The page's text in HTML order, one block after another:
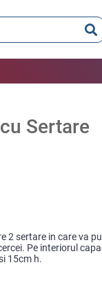
Sertare
2 sertare in care va
Pe interiorul
15cm h.